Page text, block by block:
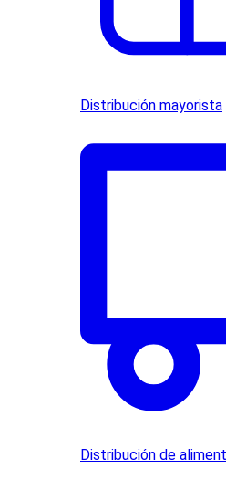
Distribución mayorista
Distribución de